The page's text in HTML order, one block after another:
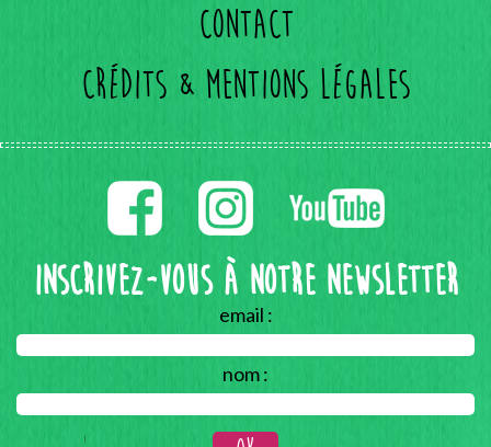
Contact
Crédits & mentions légales
Inscrivez-vous à notre Newsletter
email :
nom :